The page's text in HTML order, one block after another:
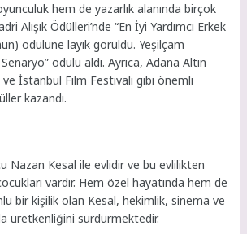
hem de yazarlık alanında birçok
Alışık Ödülleri’nde “En İyi Yardımcı Erkek
ödülüne layık görüldü. Yeşilçam
ödülü aldı. Ayrıca, Adana Altın
İstanbul Film Festivali gibi önemli
kazandı.
Nazan Kesal ile evlidir ve bu evlilikten
vardır. Hem özel hayatında hem de
bir kişilik olan Kesal, hekimlik, sinema ve
üretkenliğini sürdürmektedir.